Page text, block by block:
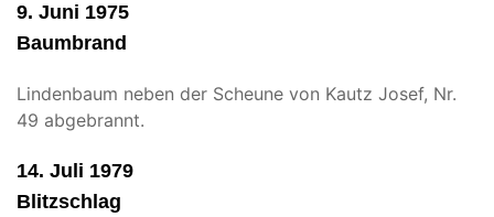
9. Juni 1975
Baumbrand
Lindenbaum neben der Scheune von Kautz Josef, Nr.
49 abgebrannt.
14. Juli 1979
Blitzschlag